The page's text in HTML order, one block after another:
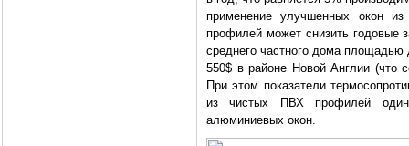
применение улучшенных окон
профилей может снизить годовые
среднего частного дома
550$ в районе Новой Англии (что
При этом показатели
из чистых ПВХ профилей
алюминиевых окон.